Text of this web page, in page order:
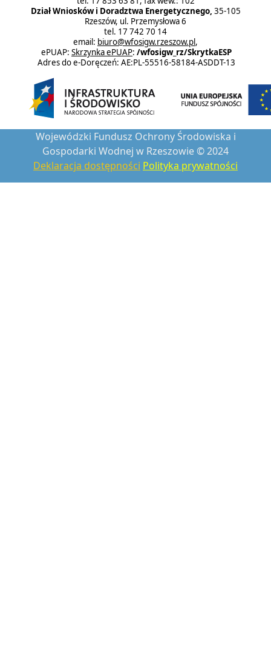
Dział Wniosków i Doradztwa Energetycznego, 35-105
Rzeszów, ul. Przemysłowa 6
tel. 17 742 70 14
email: biuro@wfosigw.rzeszow.pl ,
ePUAP: Skrzynka ePUAP: /wfosigw_rz/SkrytkaESP
Adres do e-Doręczeń: AE:PL-55516-58184-ASDDT-13
Wojewódzki Fundusz Ochrony Środowiska i
Gospodarki Wodnej w Rzeszowie © 2024
Deklaracja dostępności Polityka prywatności